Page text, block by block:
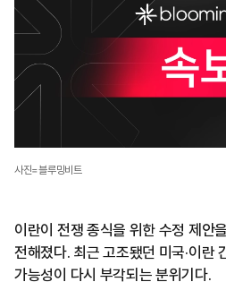
사진=블루밍비트
이란이 전쟁 종식을 위한 수정 제안
전해졌다. 최근 고조됐던 미국·이란
가능성이 다시 부각되는 분위기다.